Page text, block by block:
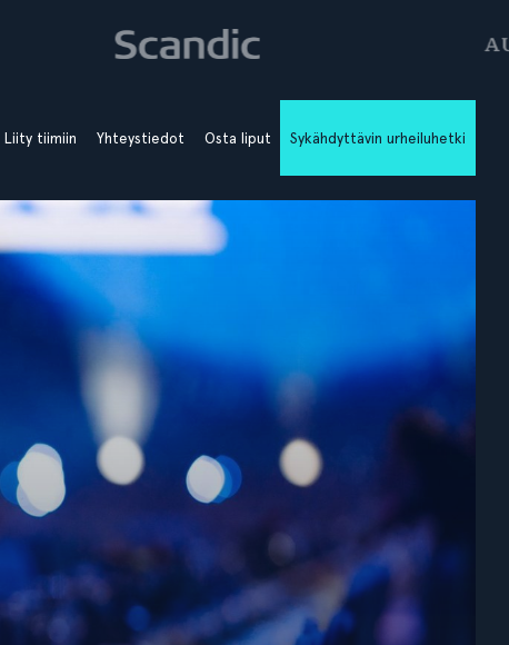
Liity tiimiin Yhteystiedot Osta liput Sykähdyttävin urheiluhetki